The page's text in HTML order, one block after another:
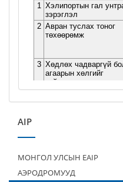
AIP
МОНГОЛ УЛСЫН EAIP
АЭРОДРОМУУД